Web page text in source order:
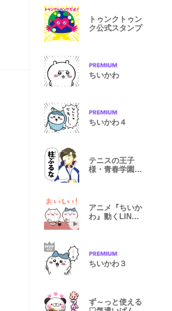
トゥンクトゥン
ク公式スタンプ
ちいかわ
ちいかわ４
テニスの王子
様・青春学園×
アニメ『ちいか
わ』動くLINE
ちいかわ３
ず～っと使える